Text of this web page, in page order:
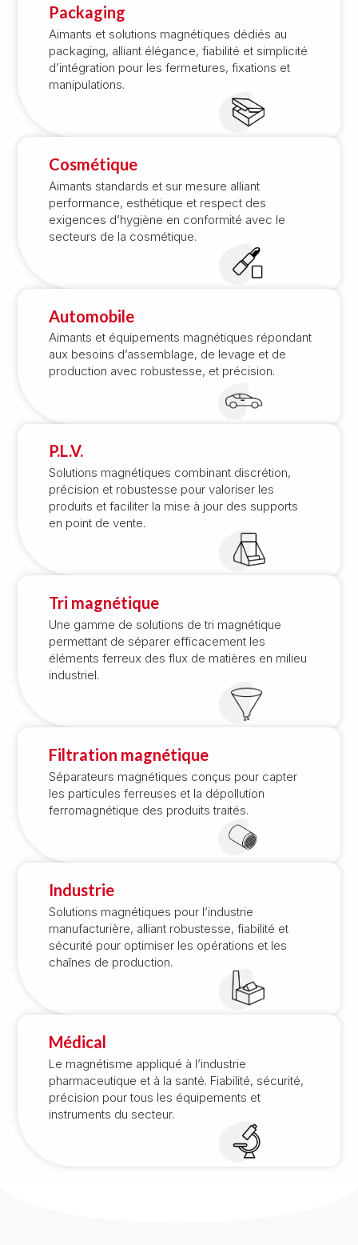
Packaging
Aimants et solutions magnétiques dédiés au
packaging, alliant élégance, fiabilité et simplicité
d’intégration pour les fermetures, fixations et
manipulations.
Cosmétique
Aimants standards et sur mesure alliant
performance, esthétique et respect des
exigences d’hygiène en conformité avec le
secteurs de la cosmétique.
Automobile
Aimants et équipements magnétiques répondant
aux besoins d’assemblage, de levage et de
production avec robustesse, et précision.
P.L.V.
Solutions magnétiques combinant discrétion,
précision et robustesse pour valoriser les
produits et faciliter la mise à jour des supports
en point de vente.
Tri magnétique
Une gamme de solutions de tri magnétique
permettant de séparer efficacement les
éléments ferreux des flux de matières en milieu
industriel.
Filtration magnétique
Séparateurs magnétiques conçus pour capter
les particules ferreuses et la dépollution
ferromagnétique des produits traités.
Industrie
Solutions magnétiques pour l’industrie
manufacturière, alliant robustesse, fiabilité et
sécurité pour optimiser les opérations et les
chaînes de production.
Médical
Le magnétisme appliqué à l’industrie
pharmaceutique et à la santé. Fiabilité, sécurité,
précision pour tous les équipements et
instruments du secteur.